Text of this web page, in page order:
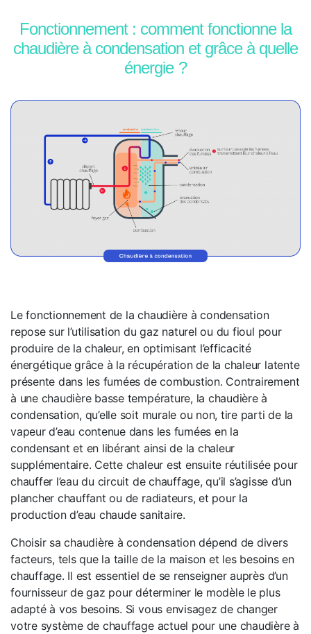
Fonctionnement : comment fonctionne la
chaudière à condensation et grâce à quelle
énergie ?
Le fonctionnement de la chaudière à condensation
repose sur l’utilisation du gaz naturel ou du fioul pour
produire de la chaleur, en optimisant l’efficacité
énergétique grâce à la récupération de la chaleur latente
présente dans les fumées de combustion. Contrairement
à une chaudière basse température, la chaudière à
condensation, qu’elle soit murale ou non, tire parti de la
vapeur d’eau contenue dans les fumées en la
condensant et en libérant ainsi de la chaleur
supplémentaire. Cette chaleur est ensuite réutilisée pour
chauffer l’eau du circuit de chauffage, qu’il s’agisse d’un
plancher chauffant ou de radiateurs, et pour la
production d’eau chaude sanitaire.
Choisir sa chaudière à condensation dépend de divers
facteurs, tels que la taille de la maison et les besoins en
chauffage. Il est essentiel de se renseigner auprès d’un
fournisseur de gaz pour déterminer le modèle le plus
adapté à vos besoins. Si vous envisagez de changer
votre système de chauffage actuel pour une chaudière à